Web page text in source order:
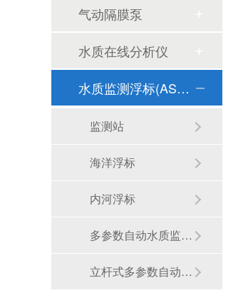
气动隔膜泵
水质在线分析仪
水质监测浮标(ASH-600)
监测站
海洋浮标
内河浮标
多参数自动水质监测站
立杆式多参数自动监测站
海洋环境监测浮标大体介绍-苏州阿森河